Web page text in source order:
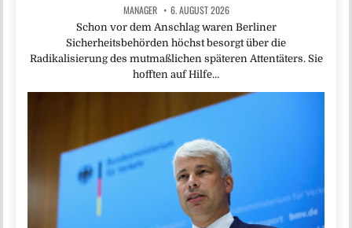
MANAGER 6. AUGUST 2026
Schon vor dem Anschlag waren Berliner
Sicherheitsbehörden höchst besorgt über die
Radikalisierung des mutmaßlichen späteren Attentäters. Sie
hofften auf Hilfe…